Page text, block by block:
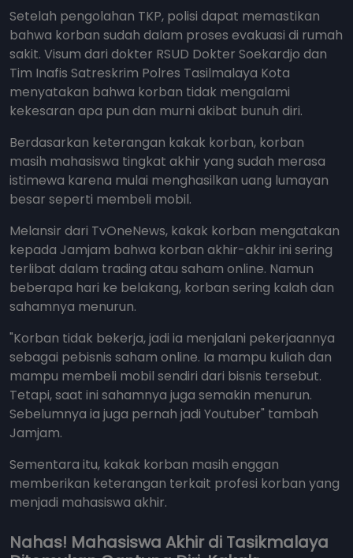
Setelah pengolahan TKP, polisi dapat memastikan
bahwa korban sudah dalam proses evakuasi di rumah
sakit. Visum dari dokter RSUD Dokter Soekardjo dan
Tim Inafis Satreskrim Polres Tasilmalaya Kota
menyatakan bahwa korban tidak mengalami
kekesaran apa pun dan murni akibat bunuh diri.
Berdasarkan keterangan kakak korban, korban
masih mahasiswa tingkat akhir yang sudah merasa
istimewa karena mulai menghasilkan uang lumayan
besar seperti membeli mobil.
Melansir dari TvOneNews, kakak korban mengatakan
kepada Jamjam bahwa korban akhir-akhir ini sering
terlibat dalam trading atau saham online. Namun
beberapa hari ke belakang, korban sering kalah dan
sahamnya menurun.
"Korban tidak bekerja, jadi ia menjalani pekerjaannya
sebagai pebisnis saham online. Ia mampu kuliah dan
mampu membeli mobil sendiri dari bisnis tersebut.
Tetapi, saat ini sahamnya juga semakin menurun.
Sebelumnya ia juga pernah jadi Youtuber" tambah
Jamjam.
Sementara itu, kakak korban masih enggan
memberikan keterangan terkait profesi korban yang
menjadi mahasiswa akhir.
Nahas! Mahasiswa Akhir di Tasikmalaya